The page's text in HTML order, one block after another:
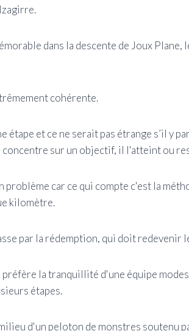
dans la descente de Joux
cohérente.
étape et ce ne serait pas étrange s’il y
concentre sur un objectif, il l'atteint ou
problème car ce qui compte c'est la
kilomètre.
par la rédemption, qui doit redevenir
la tranquillité d'une équipe
étapes.
d'un peloton de monstres soutenu